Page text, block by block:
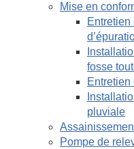
Mise en
Entretien
fosse
Entretien
pluviale
Pompe de